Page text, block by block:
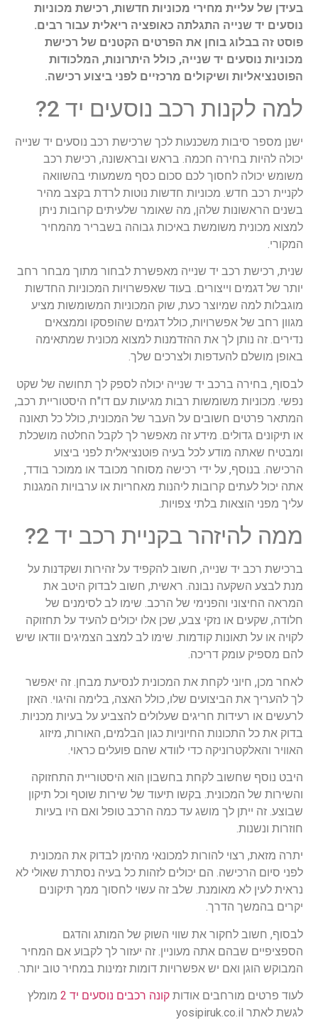
בעידן של עליית מחירי מכוניות חדשות, רכישת מכוניות
נוסעים יד שנייה התגלתה כאופציה ריאלית עבור רבים.
פוסט זה בבלוג בוחן את הפרטים הקטנים של רכישת
מכוניות נוסעים יד שנייה, כולל היתרונות, המלכודות
הפוטנציאליות ושיקולים מרכזיים לפני ביצוע רכישה.
למה לקנות רכב נוסעים יד 2?
ישנן מספר סיבות משכנעות לכך שרכישת רכב נוסעים יד שנייה
יכולה להיות בחירה חכמה. בראש ובראשונה, רכישת רכב
משומש יכולה לחסוך לכם סכום כסף משמעותי בהשוואה
לקניית רכב חדש. מכוניות חדשות נוטות לרדת בקצב מהיר
בשנים הראשונות שלהן, מה שאומר שלעיתים קרובות ניתן
למצוא מכונית משומשת באיכות גבוהה בשבריר מהמחיר
המקורי.
שנית, רכישת רכב יד שנייה מאפשרת לבחור מתוך מבחר רחב
יותר של דגמים וייצורים. בעוד שאפשרויות המכוניות החדשות
מוגבלות למה שמיוצר כעת, שוק המכוניות המשומשות מציע
מגוון רחב של אפשרויות, כולל דגמים שהופסקו וממצאים
נדירים. זה נותן לך את ההזדמנות למצוא מכונית שמתאימה
באופן מושלם להעדפות ולצרכים שלך.
לבסוף, בחירה ברכב יד שנייה יכולה לספק לך תחושה של שקט
נפשי. מכוניות משומשות רבות מגיעות עם דו"ח היסטוריית רכב,
המתאר פרטים חשובים על העבר של המכונית, כולל כל תאונה
או תיקונים גדולים. מידע זה מאפשר לך לקבל החלטה מושכלת
ומבטיח שאתה מודע לכל בעיה פוטנציאלית לפני ביצוע
הרכישה. בנוסף, על ידי רכישה מסוחר מכובד או ממוכר בודד,
אתה יכול לעתים קרובות ליהנות מאחריות או ערבויות המגנות
עליך מפני הוצאות בלתי צפויות.
ממה להיזהר בקניית רכב יד 2?
ברכישת רכב יד שנייה, חשוב להקפיד על זהירות ושקדנות על
מנת לבצע השקעה נבונה. ראשית, חשוב לבדוק היטב את
המראה החיצוני והפנימי של הרכב. שימו לב לסימנים של
חלודה, שקעים או נזקי צבע, שכן אלו יכולים להעיד על תחזוקה
לקויה או על תאונות קודמות. שימו לב למצב הצמיגים וודאו שיש
להם מספיק עומק דריכה.
לאחר מכן, חיוני לקחת את המכונית לנסיעת מבחן. זה יאפשר
לך להעריך את הביצועים שלו, כולל האצה, בלימה והיגוי. האזן
לרעשים או רעידות חריגים שעלולים להצביע על בעיות מכניות.
בדוק את כל התכונות החיוניות כגון הבלמים, האורות, מיזוג
האוויר והאלקטרוניקה כדי לוודא שהם פועלים כראוי.
היבט נוסף שחשוב לקחת בחשבון הוא היסטוריית התחזוקה
והשירות של המכונית. בקשו תיעוד של שירות שוטף וכל תיקון
שבוצע. זה ייתן לך מושג עד כמה הרכב טופל ואם היו בעיות
חוזרות ונשנות.
יתרה מזאת, רצוי להורות למכונאי מהימן לבדוק את המכונית
לפני סיום הרכישה. הם יכולים לזהות כל בעיה נסתרת שאולי לא
נראית לעין לא מאומנת. שלב זה עשוי לחסוך ממך תיקונים
יקרים בהמשך הדרך.
לבסוף, חשוב לחקור את שווי השוק של המותג והדגם
הספציפיים שבהם אתה מעוניין. זה יעזור לך לקבוע אם המחיר
המבוקש הוגן ואם יש אפשרויות דומות זמינות במחיר טוב יותר.
לעוד פרטים מורחבים אודות קונה רכבים נוסעים יד 2
מומלץ
לגשת לאתר yosipiruk.co.il